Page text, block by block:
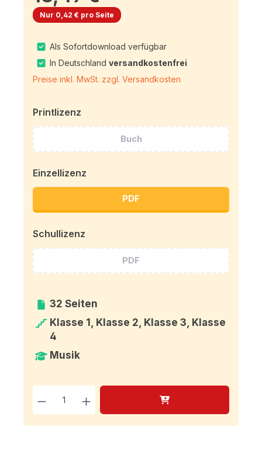
Nur 0,42 € pro Seite
Als Sofortdownload verfügbar
In Deutschlandversandkostenfrei
Preise inkl. MwSt. zzgl. Versandkosten
Printlizenz
Buch
Einzellizenz
PDF
Schullizenz
PDF
32 Seiten
Klasse 1, Klasse 2, Klasse 3, Klasse
4
Musik
Produkt Anzahl: Gib den